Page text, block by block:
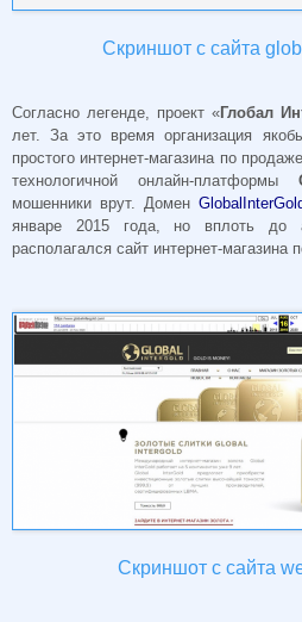
Скриншот с сайта
Согласно легенде, проект «Глобал
лет. За это время организация
простого интернет-магазина по
технологичной онлайн-платформы
мошенники врут. Домен
январе 2015 года, но вплоть до
располагался сайт интернет-магазина
Скриншот с сайта